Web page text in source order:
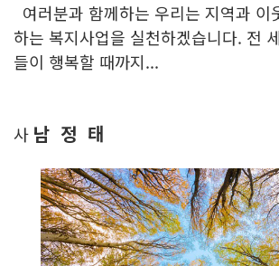
여러분과 함께하는 우리는 지역과 이
하는 복지사업을 실천하겠습니다. 전
들이 행복할 때까지...
사 남 정 태